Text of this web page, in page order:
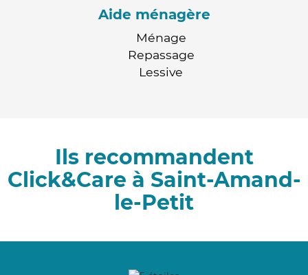
Aide ménagère
Ménage
Repassage
Lessive
Ils recommandent
Click&Care à Saint-Amand-
le-Petit